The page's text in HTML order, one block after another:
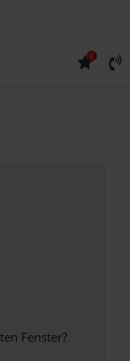
0
Fenster?